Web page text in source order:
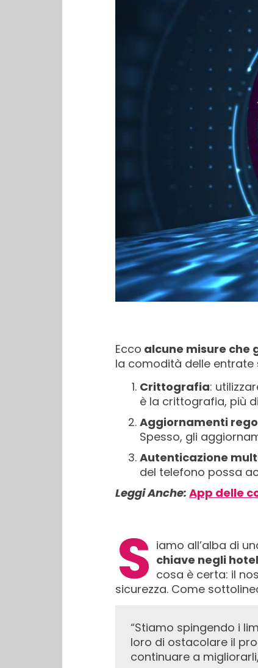
Ecco alcune misure che
la comodità delle entrate
Crittografia:
è la crittografia, più
Aggiornamenti
Spesso, gli
Autenticazione
del telefono possa
Leggi Anche: App delle
S iamo all’alba di
chiave negli
cosa è certa: il
sicurezza. Come
“Stiamo spingendo i limiti e innovando costantemente. Sebbene ci siano dei rischi, non permetteremo
loro di ostacolare il
continuare a